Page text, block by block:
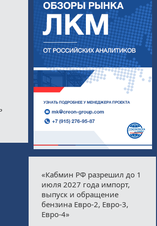
«Кабмин РФ разрешил до 1
июля 2027 года импорт,
выпуск и обращение
бензина Евро-2, Евро-3,
Евро-4»